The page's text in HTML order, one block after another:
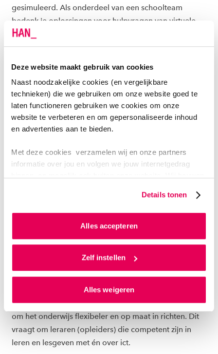
Deze website maakt gebruik van cookies
Naast noodzakelijke cookies (en vergelijkbare
technieken) die we gebruiken om onze website goed te
laten functioneren gebruiken we cookies om onze
website te verbeteren en om gepersonaliseerde inhoud
en advertenties aan te bieden.
Met deze cookies verzamelen wij en onze partners
informatie over jou en volgen we jouw internetgedrag
website en communicatie aan op jouw voorkeuren. Ook
van jouw internetgedrag.
Als je op ‘Alles accepteren’ klikt dan geef je ons
toestemming om cookies voor social media en
gepersonaliseerde advertenties te plaatsen. Lees
cookiestatement. Via ‘Zelf instellen’ kun je ook zelf
instellen welke cookies we plaatsen. Je kunt je
toestemming altijd wijzigen of intrekken via
onscookiestatement.
Details tonen
Alles accepteren
Zelf instellen
Alles weigeren
gesimuleerd. Als onderdeel van een schoolteam
bedenk je oplossingen voor hulpvragen van virtuele
leerlingen, steeds vanuit een andere rol. In het
interview met Tech Gelderland vertelt Anne-Marieke
hoe voegt het spel waarde toe voor de
onderwijspraktijk?
Lees interview
LEREN MET ICT
Goed onderwijs in ict geletterdheid draagt bij aan het
verkleinen van kansenongelijkheid. En ict is onmisbaar
om het onderwijs flexibeler en op maat in richten. Dit
vraagt om leraren (opleiders) die competent zijn in
leren en lesgeven met én over ict.